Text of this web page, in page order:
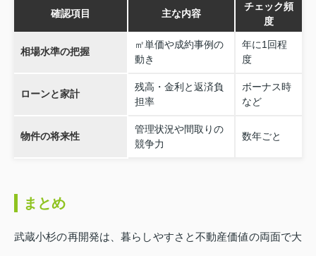
確認項目 主な内容
チェック頻
度
相場水準の把握
㎡単価や成約事例の
動き
年に1回程
度
ローンと家計
残高・金利と返済負
担率
ボーナス時
など
物件の将来性
管理状況や間取りの
競争力
数年ごと
まとめ
武蔵小杉の再開発は、暮らしやすさと不動産価値の両面で大